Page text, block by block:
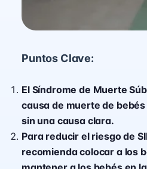
Puntos Clave:
El Síndrome de Muerte
causa de muerte de bebés
sin una causa clara.
Para reducir el riesgo de
recomienda colocar a los